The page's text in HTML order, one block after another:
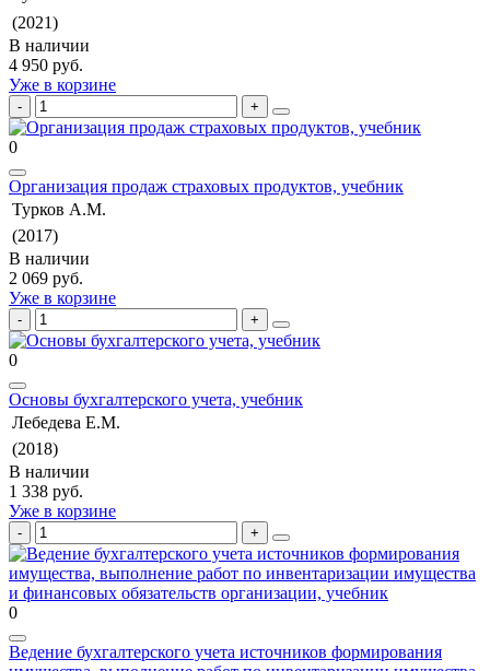
(2021)
В наличии
4 950 руб.
Уже в корзине
0
Организация продаж страховых продуктов, учебник
Турков А.М.
(2017)
В наличии
2 069 руб.
Уже в корзине
0
Основы бухгалтерского учета, учебник
Лебедева Е.М.
(2018)
В наличии
1 338 руб.
Уже в корзине
0
Ведение бухгалтерского учета источников формирования